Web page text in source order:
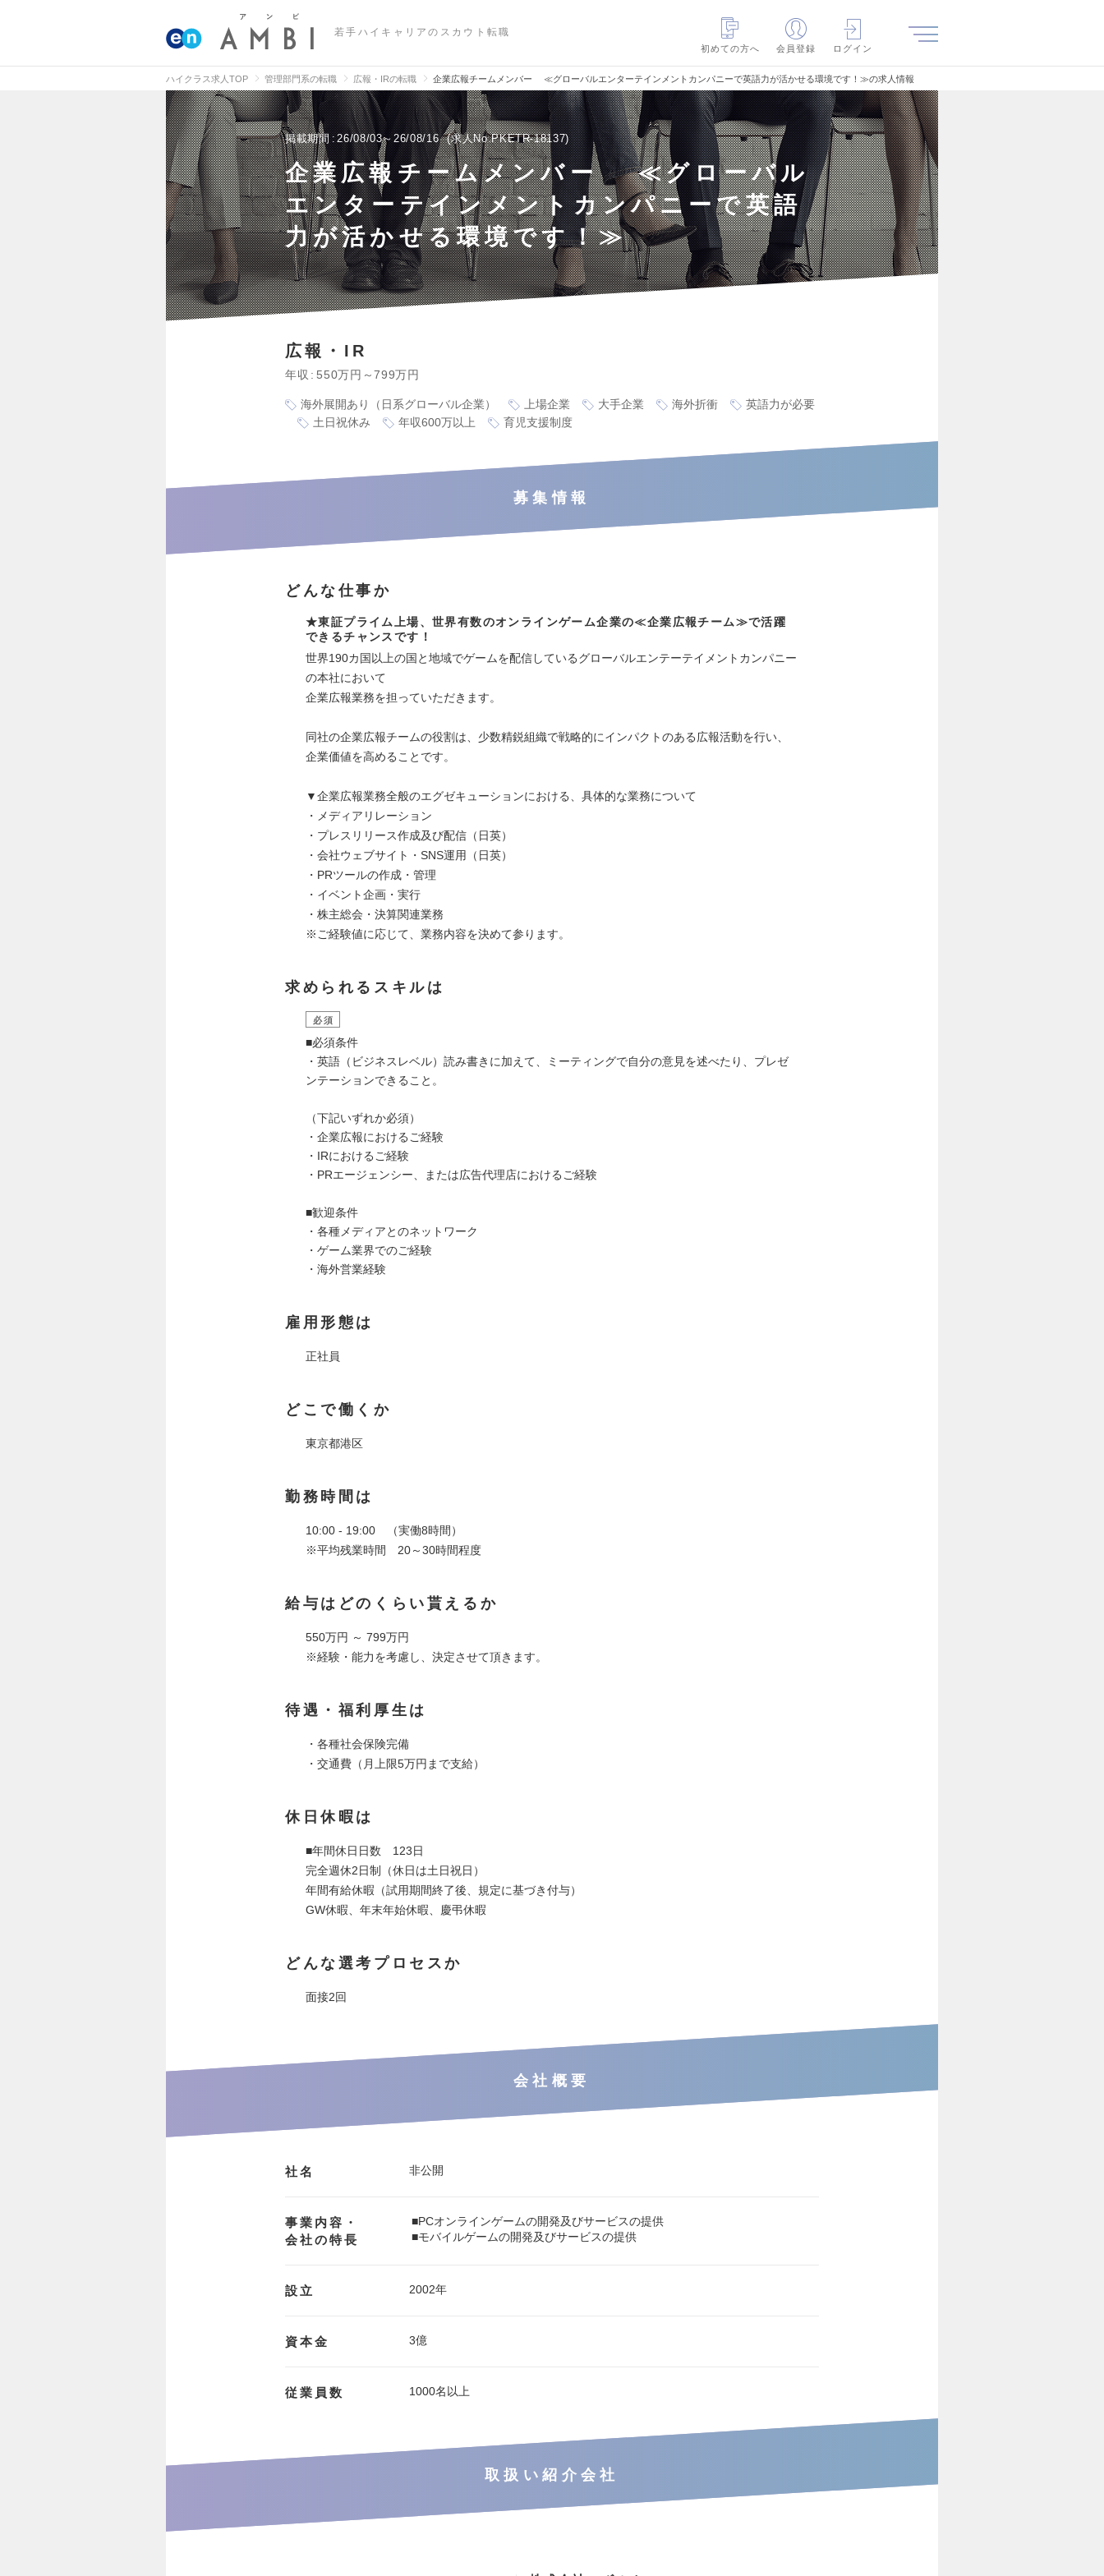
若手ハイキャリアのスカウト転職
初めての方へ
会員登録 ログイン
ハイクラス求人TOP 管理部門系の転職 広報・IRの転職 企業広報チームメンバー ≪グローバルエンターテインメントカンパニーで英語力が活かせる環境です！≫の求人情報
掲載期間 26/08/03～26/08/16 求人No.PKETR-18137
企業広報チームメンバー ≪グローバル
エンターテインメントカンパニーで英語
力が活かせる環境です！≫
広報・IR
年収 550万円～799万円
海外展開あり（日系グローバル企業） 上場企業 大手企業 海外折衝
英語力が必要
土日祝休み
年収600万以上 育児支援制度
募集情報
どんな仕事か
★東証プライム上場、世界有数のオンラインゲーム企業の≪企業広報チーム≫で活躍
できるチャンスです！
世界190カ国以上の国と地域でゲームを配信しているグローバルエンテーテイメントカンパニー
の本社において
企業広報業務を担っていただきます。
同社の企業広報チームの役割は、少数精鋭組織で戦略的にインパクトのある広報活動を行い、
企業価値を高めることです。
▼企業広報業務全般のエグゼキューションにおける、具体的な業務について
・メディアリレーション
・プレスリリース作成及び配信（日英）
・会社ウェブサイト・SNS運用（日英）
・PRツールの作成・管理
・イベント企画・実行
・株主総会・決算関連業務
※ご経験値に応じて、業務内容を決めて参ります。
求められるスキルは
必須
■必須条件
・英語（ビジネスレベル）読み書きに加えて、ミーティングで自分の意見を述べたり、プレゼ
ンテーションできること。
（下記いずれか必須）
・企業広報におけるご経験
・IRにおけるご経験
・PRエージェンシー、または広告代理店におけるご経験
■歓迎条件
・各種メディアとのネットワーク
・ゲーム業界でのご経験
・海外営業経験
雇用形態は
正社員
どこで働くか
東京都港区
勤務時間は
10:00 - 19:00 （実働8時間）
※平均残業時間 20～30時間程度
給与はどのくらい貰えるか
550万円 ～ 799万円
※経験・能力を考慮し、決定させて頂きます。
待遇・福利厚生は
・各種社会保険完備
・交通費（月上限5万円まで支給）
休日休暇は
■年間休日日数 123日
完全週休2日制（休日は土日祝日）
年間有給休暇（試用期間終了後、規定に基づき付与）
GW休暇、年末年始休暇、慶弔休暇
どんな選考プロセスか
面接2回
会社概要
社名 非公開
事業内容・
会社の特長
■PCオンラインゲームの開発及びサービスの提供
■モバイルゲームの開発及びサービスの提供
設立 2002年
資本金 3億
従業員数 1000名以上
取扱い紹介会社